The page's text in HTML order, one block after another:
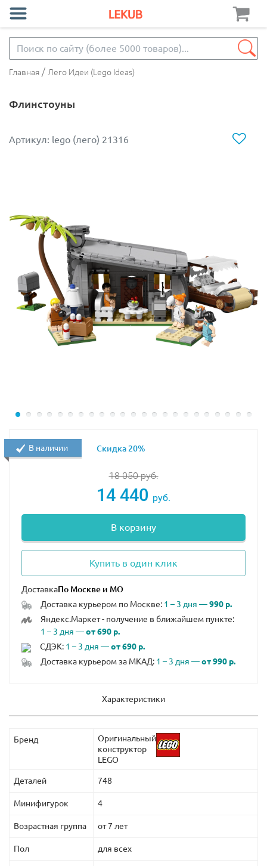
Главная / Лего Идеи (Lego Ideas)
Флинстоуны
Артикул: lego (лего) 21316
18 050руб.
14 440 руб.
В корзину
Купить в один клик
Доставка
Доставка курьером по Москве: 1 – 3 дня —990 р.
Яндекс.Маркет - получение в ближайшем пункте:
1 – 3 дня —от 690 р.
СДЭК: 1 – 3 дня —от 690 р.
Доставка курьером за МКАД: 1 – 3 дня —от 990 р.
В наличии Скидка 20%
Характеристики
Бренд
Оригинальный
конструктор
LEGO
Деталей 748
Минифигурок 4
Возрастная группа от 7 лет
Пол для всех